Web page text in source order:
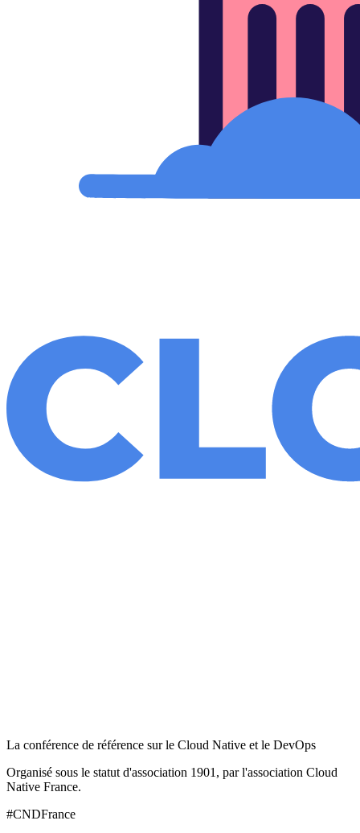
La conférence de référence sur le Cloud Native et le DevOps
Organisé sous le statut d'association 1901, par l'association Cloud
Native France.
#CNDFrance